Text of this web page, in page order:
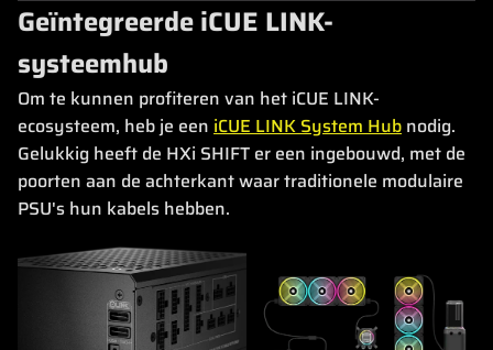
Geïntegreerde iCUE LINK-
systeemhub
Om te kunnen profiteren van het iCUE LINK-
ecosysteem, heb je een iCUE LINK System Hub nodig.
Gelukkig heeft de HXi SHIFT er een ingebouwd, met de
poorten aan de achterkant waar traditionele modulaire
PSU's hun kabels hebben.